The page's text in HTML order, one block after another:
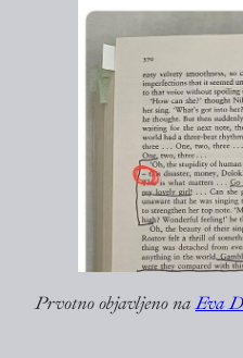
Prvotno objavljeno naEva